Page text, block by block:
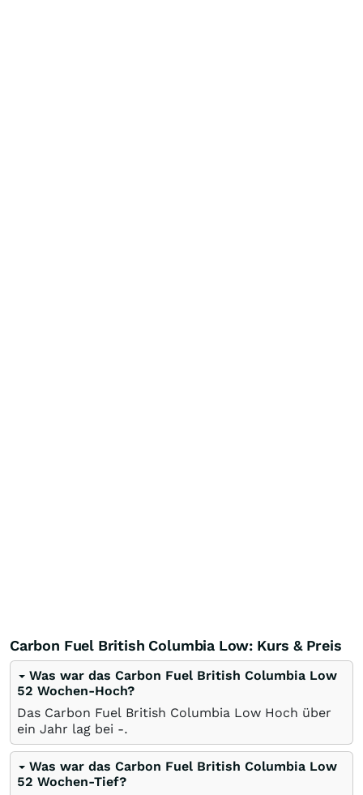
Carbon Fuel British Columbia Low: Kurs & Preis
Was war das Carbon Fuel British Columbia Low
52 Wochen-Hoch?
Das Carbon Fuel British Columbia Low Hoch über
ein Jahr lag bei -.
Was war das Carbon Fuel British Columbia Low
52 Wochen-Tief?